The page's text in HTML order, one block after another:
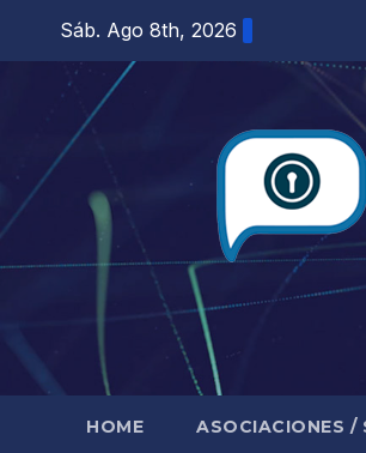
contenido
Sáb. Ago 8th, 2026
HOME ASOCIACIONES /